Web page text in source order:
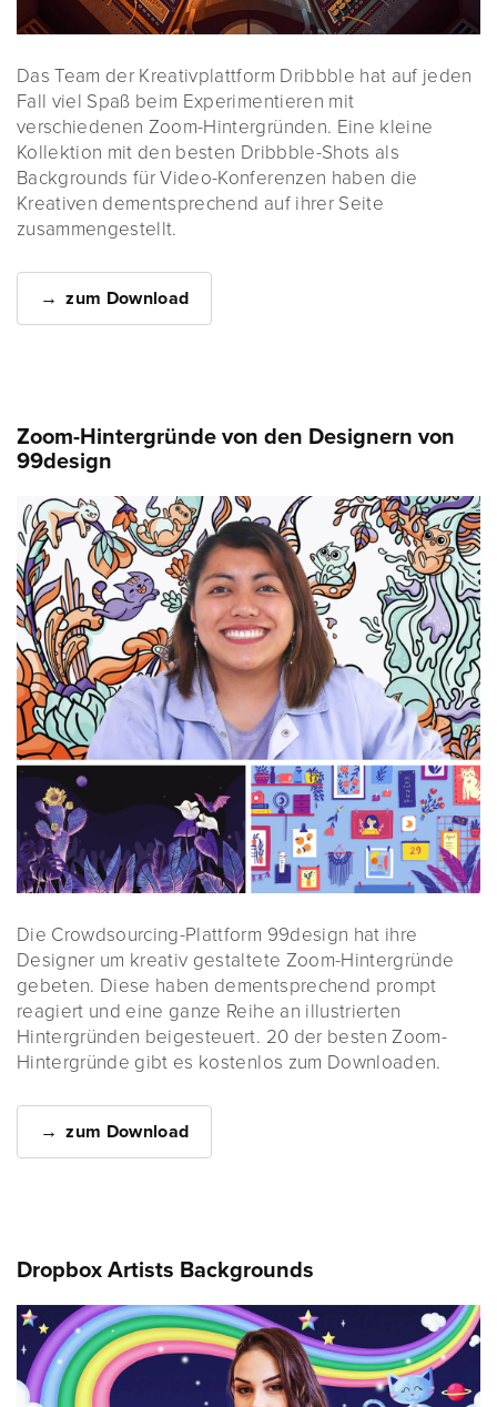
Das Team der Kreativplattform Dribbble hat auf jeden
Fall viel Spaß beim Experimentieren mit
verschiedenen Zoom-Hintergründen. Eine kleine
Kollektion mit den besten Dribbble-Shots als
Backgrounds für Video-Konferenzen haben die
Kreativen dementsprechend auf ihrer Seite
zusammengestellt.
zum Download
Zoom-Hintergründe von den Designern von
99design
Die Crowdsourcing-Plattform 99design hat ihre
Designer um kreativ gestaltete Zoom-Hintergründe
gebeten. Diese haben dementsprechend prompt
reagiert und eine ganze Reihe an illustrierten
Hintergründen beigesteuert. 20 der besten Zoom-
Hintergründe gibt es kostenlos zum Downloaden.
zum Download
Dropbox Artists Backgrounds